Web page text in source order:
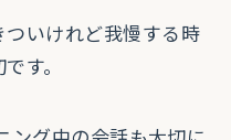
いけれど我慢する時
す。